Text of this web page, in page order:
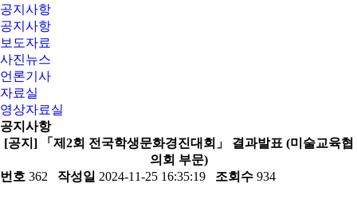
공지사항
공지사항
보도자료
사진뉴스
언론기사
자료실
영상자료실
공지사항
[공지] 「제2회 전국학생문화경진대회」 결과발표 (미술교육협
의회 부문)
번호 362 작성일 2024-11-25 16:35:19 조회수 934